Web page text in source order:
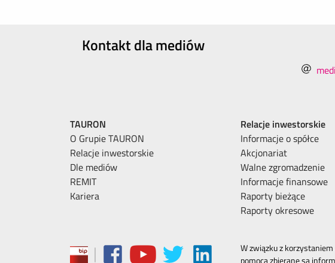
Kontakt dla mediów
TAURON
O Grupie TAURON
Relacje inwestorskie
Dle mediów
REMIT
Kariera
Relacje inwestorskie
Informacje o spółce
Akcjonariat
Walne zgromadzenie
Informacje finansowe
Raporty bieżące
Raporty okresowe
|
W związku z
pomocą zbierane są